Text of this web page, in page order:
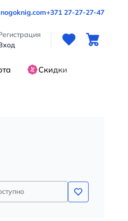
+371 27-27-27-47
Скидки